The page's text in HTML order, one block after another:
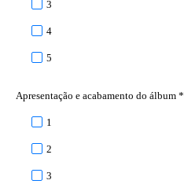
3
4
5
Apresentação e acabamento do álbum *
1
2
3